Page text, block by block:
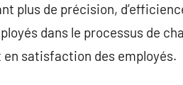
plus de précision,
dans le processus de
satisfaction des employés.